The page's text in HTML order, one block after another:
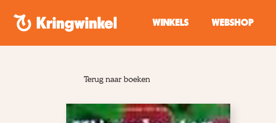
WINKELS
WEBSHOP
Terug naar boeken